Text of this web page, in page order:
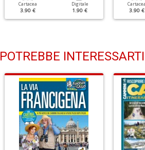
Cartacea
3.90 €
Digitale
1.90 €
Cartacea
3.90 €
POTREBBE